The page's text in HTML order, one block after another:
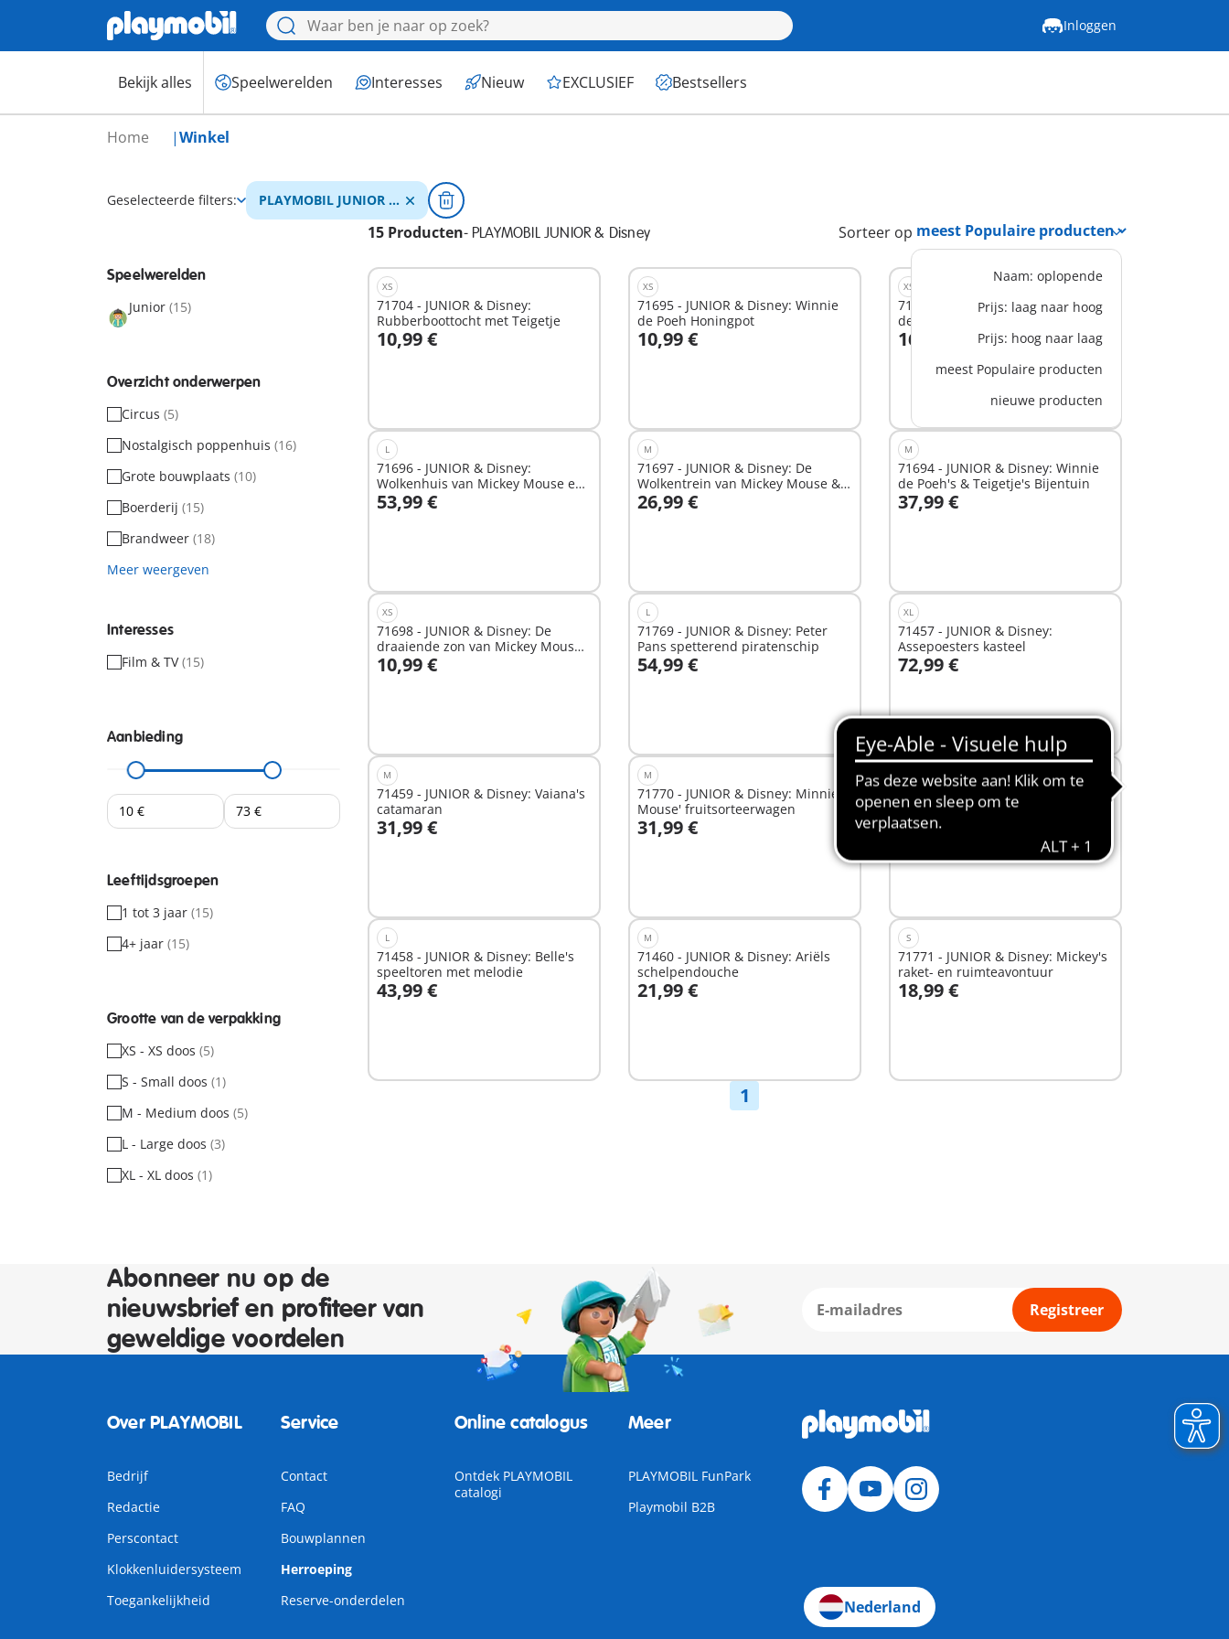
Inloggen
Bekijk alles Speelwerelden Interesses Nieuw EXCLUSIEF Bestsellers
Home Winkel
Geselecteerde filters:
PLAYMOBIL JUNIOR &
15 Producten- PLAYMOBIL JUNIOR & Disney Sorteer op
Naam: oplopende
Prijs: laag naar hoog
Prijs: hoog naar laag
meest Populaire producten
nieuwe producten
Speelwerelden
Junior (15)
Overzicht onderwerpen
Circus (5)
Nostalgisch poppenhuis (16)
Grote bouwplaats (10)
Boerderij (15)
Brandweer (18)
Meer weergeven
Interesses
Film & TV(15)
Aanbieding
Leeftijdsgroepen
1 tot 3 jaar (15)
4+ jaar (15)
Grootte van de verpakking
XS - XS doos (5)
S - Small doos (1)
M - Medium doos (5)
L - Large doos (3)
XL - XL doos (1)
XS
71704 - JUNIOR & Disney:
Rubberboottocht met Teigetje
10,99 €
In winkelwagen
XS
71695 - JUNIOR & Disney: Winnie
de Poeh Honingpot
10,99 €
In winkelwagen
XS
71705 - JUNIOR & Disney: Winnie
de Poeh's & Knorretje's
Wateravontuur
16,99 €
In winkelwagen
L
71696 - JUNIOR & Disney:
Wolkenhuis van Mickey Mouse en
Minnie Mouse
53,99 €
In winkelwagen
M
71697 - JUNIOR & Disney: De
Wolkentrein van Mickey Mouse &
Minnie Mouse
26,99 €
In winkelwagen
M
71694 - JUNIOR & Disney: Winnie
de Poeh's & Teigetje's Bijentuin
37,99 €
In winkelwagen
XS
71698 - JUNIOR & Disney: De
draaiende zon van Mickey Mouse
met rammelfun
10,99 €
In winkelwagen
L
71769 - JUNIOR & Disney: Peter
Pans spetterend piratenschip
54,99 €
In winkelwagen
XL
71457 - JUNIOR & Disney:
Assepoesters kasteel
72,99 €
In winkelwagen
M
71459 - JUNIOR & Disney: Vaiana's
catamaran
31,99 €
In winkelwagen
M
71770 - JUNIOR & Disney: Minnie
Mouse' fruitsorteerwagen
31,99 €
In winkelwagen
XS
71772 - JUNIOR & Disney: Tinker
Bells zwevende sprookjesbloem
15,99 €
L
71458 - JUNIOR & Disney: Belle's
speeltoren met melodie
43,99 €
In winkelwagen
M
71460 - JUNIOR & Disney: Ariëls
schelpendouche
21,99 €
In winkelwagen
S
71771 - JUNIOR & Disney: Mickey's
raket- en ruimteavontuur
18,99 €
In winkelwagen
1
Abonneer nu op de
nieuwsbrief en profiteer van
geweldige voordelen
Registreer
Over PLAYMOBIL
Bedrijf
Redactie
Perscontact
Klokkenluidersysteem
Toegankelijkheid
Service
Contact
FAQ
Bouwplannen
Herroeping
Reserve-onderdelen
Online catalogus
Ontdek PLAYMOBIL
catalogi
Meer
PLAYMOBIL FunPark
Playmobil B2B
Nederland